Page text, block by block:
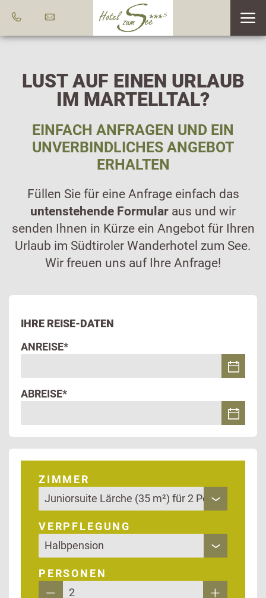
LUST AUF EINEN URLAUB
IM MARTELLTAL?
EINFACH ANFRAGEN UND EIN
UNVERBINDLICHES ANGEBOT
ERHALTEN
Füllen Sie für eine Anfrage einfach das
untenstehende Formular aus und wir
senden Ihnen in Kürze ein Angebot für Ihren
Urlaub im Südtiroler Wanderhotel zum See.
Wir freuen uns auf Ihre Anfrage!
IHRE REISE-DATEN
ANREISE*
ABREISE*
ZIMMER
VERPFLEGUNG
PERSONEN